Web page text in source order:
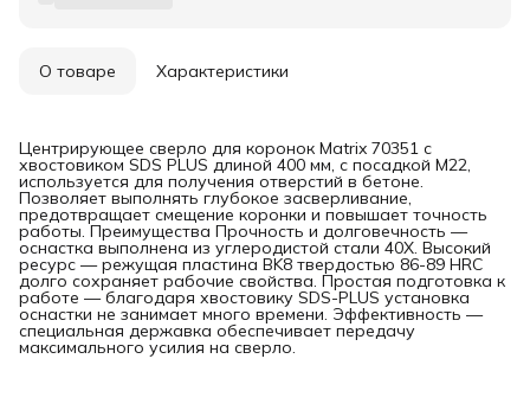
О товаре Характеристики
Центрирующее сверло для коронок Matrix 70351 с
хвостовиком SDS PLUS длиной 400 мм, с посадкой М22,
используется для получения отверстий в бетоне.
Позволяет выполнять глубокое засверливание,
предотвращает смещение коронки и повышает точность
работы. Преимущества Прочность и долговечность —
оснастка выполнена из углеродистой стали 40X. Высокий
ресурс — режущая пластина BK8 твердостью 86-89 HRC
долго сохраняет рабочие свойства. Простая подготовка к
работе — благодаря хвостовику SDS-PLUS установка
оснастки не занимает много времени. Эффективность —
специальная державка обеспечивает передачу
максимального усилия на сверло.